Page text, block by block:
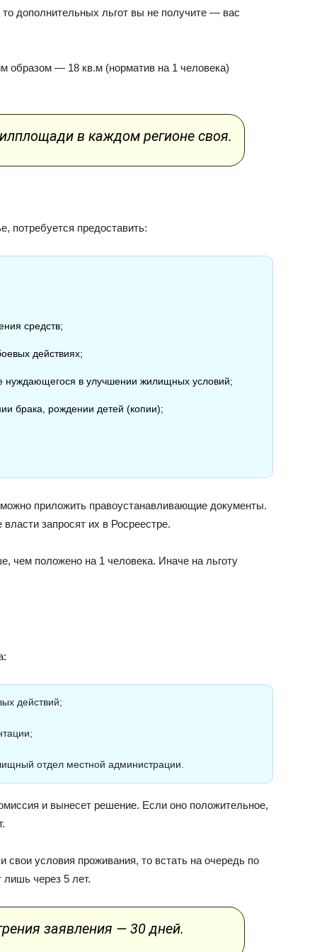
дополнительных льгот вы не получите — вас
— 18 кв.м (норматив на 1 человека)
в каждом регионе своя.
потребуется предоставить:
средств;
действиях;
нуждающегося в улучшении жилищных условий;
брака, рождении детей (копии);
приложить правоустанавливающие документы.
запросят их в Росреестре.
чем положено на 1 человека. Иначе на льготу
действий;
отдел местной администрации.
и вынесет решение. Если оно положительное,
условия проживания, то встать на очередь по
через 5 лет.
заявления — 30 дней.